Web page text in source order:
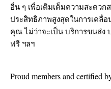
อื่น ๆ เพื่อเติมเต็มความสะดวก
ประสิทธิภาพสูงสุดในการเคลื่อ
คุณ ไม่ว่าจะเป็น บริการขนส่ง
ฟรี ฯลฯ
Proud members and certified